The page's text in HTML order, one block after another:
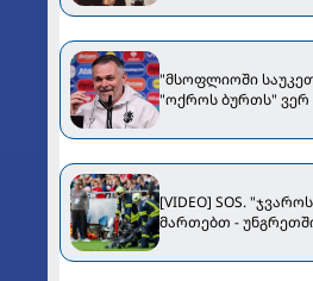
"მსოფლიოში
"ოქროს ბურთს" ვერ
[VIDEO] SOS.
მართებთ -